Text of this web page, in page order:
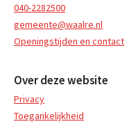
040-2282500
gemeente@waalre.nl
Openingstijden en contact
Over deze website
Privacy
Toegankelijkheid